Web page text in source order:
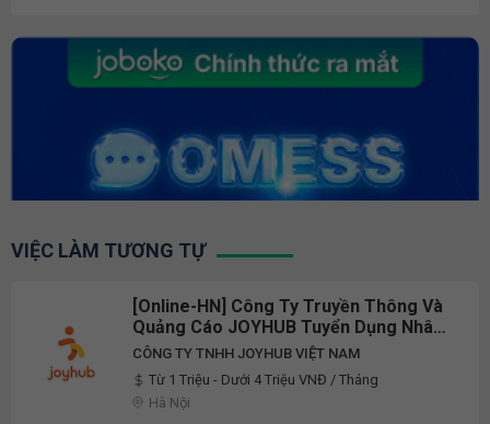
VIỆC LÀM TƯƠNG TỰ
[Online-HN] Công Ty Truyền Thông Và
Quảng Cáo JOYHUB Tuyển Dụng Nhân
Viên Trực Tổng Đài Part-Time 2026
CÔNG TY TNHH JOYHUB VIỆT NAM
Từ 1 Triệu - Dưới 4 Triệu VNĐ / Tháng
Hà Nội